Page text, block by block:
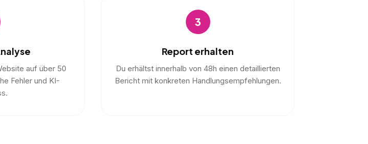
auf über 50
Fehler und KI-
3
Report erhalten
Du erhältst innerhalb von 48h einen detaillierten
Bericht mit konkreten Handlungsempfehlungen.